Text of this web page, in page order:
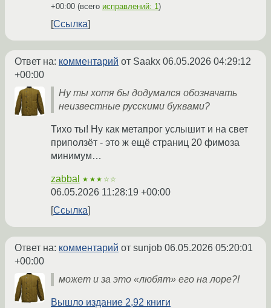
+00:00 (всего исправлений: 1)
Ссылка
Ответ на: комментарий от Saakx 06.05.2026 04:29:12
+00:00
Ну ты хотя бы додумался обозначать
неизвестные русскими буквами?
Тихо ты! Ну как метапрог услышит и на свет
приползёт - это ж ещё страниц 20 фимоза
минимум…
zabbal ★★★☆☆
06.05.2026 11:28:19 +00:00
Ссылка
Ответ на: комментарий от sunjob 06.05.2026 05:20:01
+00:00
может и за это «любят» его на лоре?!
Вышло издание 2,92 книги